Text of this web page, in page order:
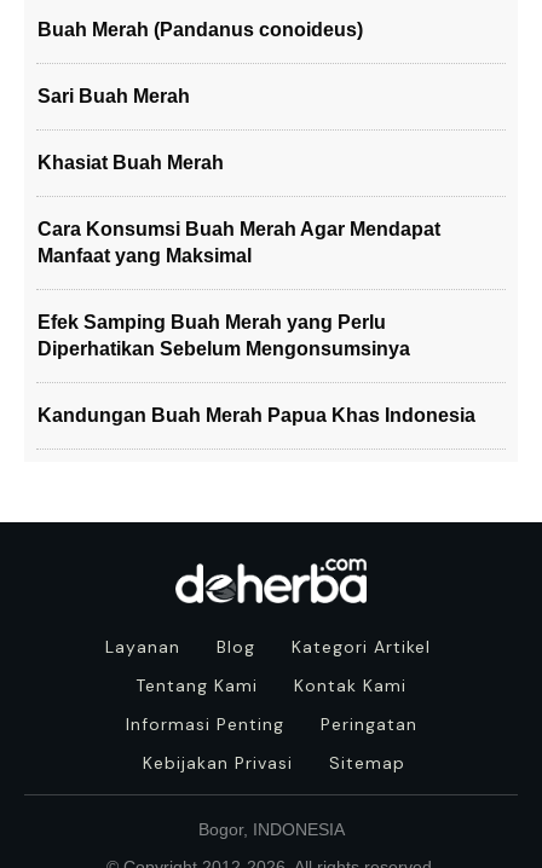
Buah Merah (Pandanus conoideus)
Sari Buah Merah
Khasiat Buah Merah
Cara Konsumsi Buah Merah Agar Mendapat
Manfaat yang Maksimal
Efek Samping Buah Merah yang Perlu
Diperhatikan Sebelum Mengonsumsinya
Kandungan Buah Merah Papua Khas Indonesia
Layanan Blog
Kategori Artikel
Tentang Kami
Kontak Kami
Informasi Penting
Peringatan
Kebijakan Privasi
Sitemap
Bogor, INDONESIA